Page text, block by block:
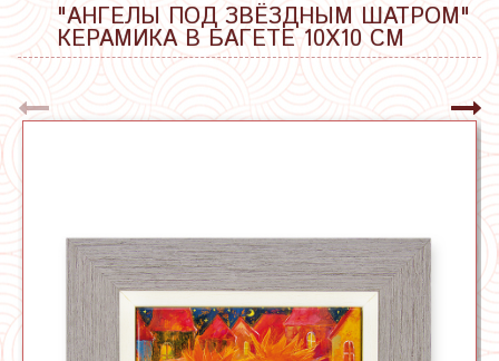
"АНГЕЛЫ ПОД ЗВЁЗДНЫМ ШАТРОМ"
КЕРАМИКА В БАГЕТЕ 10Х10 СМ